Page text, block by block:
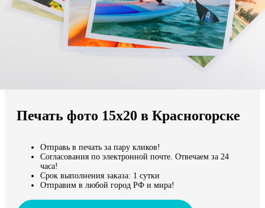
Мы доставляем по всему миру
Продолжить без города
Печать фото 15х20 в Красногорске
Отправь в печать за пару кликов!
Согласования по электронной почте. Отвечаем за 24
часа!
Срок выполнения заказа: 1 сутки
Отправим в любой город РФ и мира!